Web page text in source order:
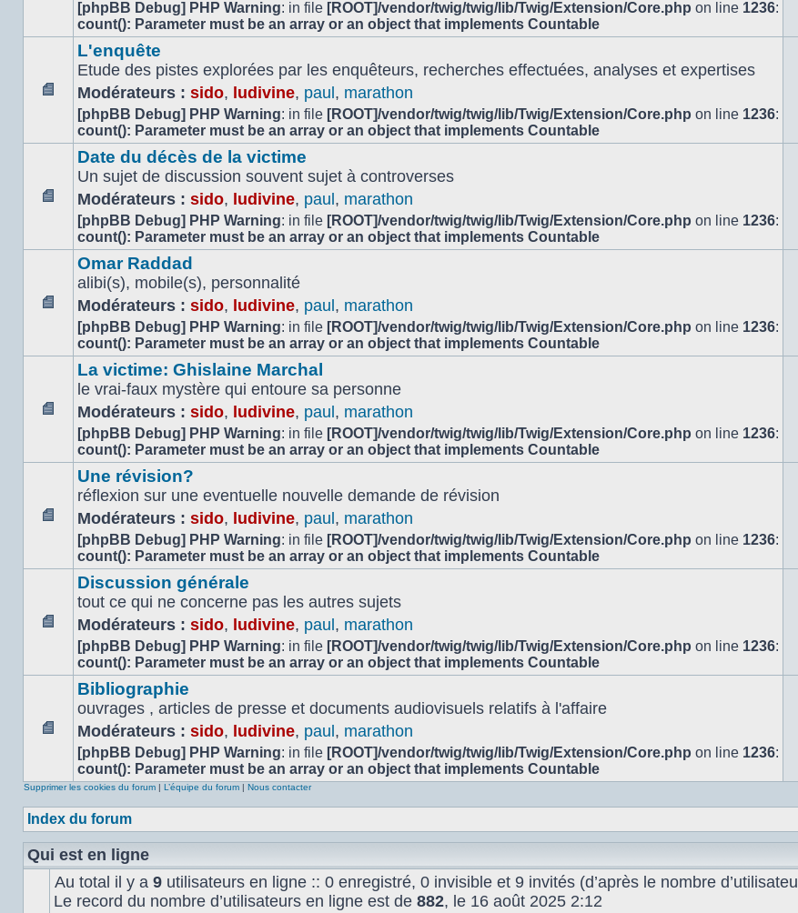
non
lu
[phpBB Debug] PHP Warning: in file [ROOT]/vendor/twig/twig/lib/Twig/Extension/Core.php on line 1236:
count(): Parameter must be an array or an object that implements Countable
Aucun
message
non
L'enquête
Etude des pistes explorées par les enquêteurs, recherches effectuées, analyses et expertises
Modérateurs : sido, ludivine, paul , marathon
[phpBB Debug] PHP Warning: in file [ROOT]/vendor/twig/twig/lib/Twig/Extension/Core.php on line 1236:
count(): Parameter must be an array or an object that implements Countable
Aucun
message
non
lu
Date du décès de la victime
Un sujet de discussion souvent sujet à controverses
Modérateurs : sido, ludivine, paul , marathon
[phpBB Debug] PHP Warning: in file [ROOT]/vendor/twig/twig/lib/Twig/Extension/Core.php on line 1236:
count(): Parameter must be an array or an object that implements Countable
Aucun
message
non
Omar Raddad
alibi(s), mobile(s), personnalité
Modérateurs : sido, ludivine, paul , marathon
[phpBB Debug] PHP Warning: in file [ROOT]/vendor/twig/twig/lib/Twig/Extension/Core.php on line 1236:
count(): Parameter must be an array or an object that implements Countable
Aucun
message
non
lu
La victime: Ghislaine Marchal
le vrai-faux mystère qui entoure sa personne
Modérateurs : sido, ludivine, paul , marathon
[phpBB Debug] PHP Warning: in file [ROOT]/vendor/twig/twig/lib/Twig/Extension/Core.php on line 1236:
count(): Parameter must be an array or an object that implements Countable
Aucun
message
non
Une révision?
réflexion sur une eventuelle nouvelle demande de révision
Modérateurs : sido, ludivine, paul , marathon
[phpBB Debug] PHP Warning: in file [ROOT]/vendor/twig/twig/lib/Twig/Extension/Core.php on line 1236:
count(): Parameter must be an array or an object that implements Countable
Aucun
message
non
Discussion générale
tout ce qui ne concerne pas les autres sujets
Modérateurs : sido, ludivine, paul , marathon
[phpBB Debug] PHP Warning: in file [ROOT]/vendor/twig/twig/lib/Twig/Extension/Core.php on line 1236:
count(): Parameter must be an array or an object that implements Countable
Aucun
message
non
Bibliographie
ouvrages , articles de presse et documents audiovisuels relatifs à l'affaire
Modérateurs : sido, ludivine, paul , marathon
[phpBB Debug] PHP Warning: in file [ROOT]/vendor/twig/twig/lib/Twig/Extension/Core.php on line 1236:
count(): Parameter must be an array or an object that implements Countable
Supprimer les cookies du forum | L’équipe du forum | Nous contacter
Index du forum
Qui est en ligne
Au total il y a 9 utilisateurs en ligne :: 0 enregistré, 0 invisible et 9 invités (d’après le nombre
Le record du nombre d’utilisateurs en ligne est de 882, le 16 août 2025 2:12